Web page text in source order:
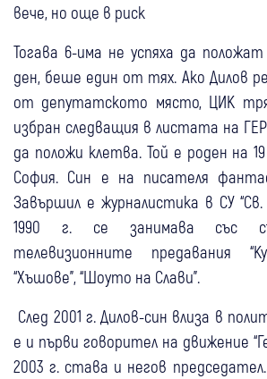
вече, но още в риск
Тогава 6-има не успяха да
ден, беше един от тях. Ако Дилов
от депутатското място, ЦИК
избран следващия в листата на
да положи клетва. Той е роден на
София. Син е на писателя
Завършил е журналистика в СУ “Св.
1990 г. се занимава със
телевизионните предавания
“Хъшове”, “Шоуто на Слави”.
След 2001 г. Дилов-син влиза в
е и първи говорител на движение
2003 г. става и негов